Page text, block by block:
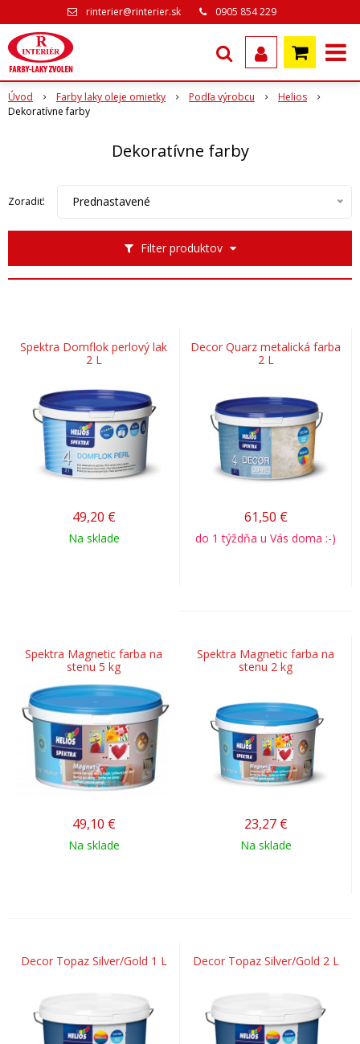
rinterier@rinterier.sk 0905 854 229
Úvod Farby laky oleje omietky Podľa výrobcu
Helios
Dekoratívne farby
Dekoratívne farby
Filter produktov
Zoradiť: Prednastavené
Spektra Domflok perlový lak
2 L
49,20 €
Na sklade
Decor Quarz metalická farba
2 L
61,50 €
do 1 týždňa u Vás doma :-)
Spektra Magnetic farba na
stenu 5 kg
49,10 €
Na sklade
Spektra Magnetic farba na
stenu 2 kg
23,27 €
Na sklade
Decor Topaz Silver/Gold 1 L Decor Topaz Silver/Gold 2 L